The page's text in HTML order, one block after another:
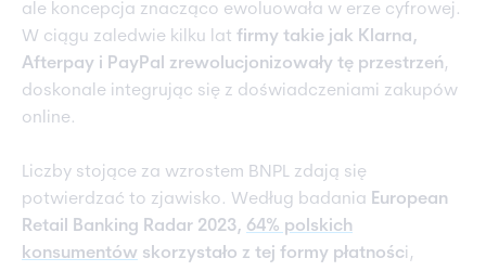
ale koncepcja znacząco ewoluowała w erze cyfrowej.
W ciągu zaledwie kilku lat firmy takie jak Klarna,
Afterpay i PayPal zrewolucjonizowały tę przestrzeń,
doskonale integrując się z doświadczeniami zakupów
online.
Liczby stojące za wzrostem BNPL zdają się
potwierdzać to zjawisko. Według badania European
Retail Banking Radar 2023, 64% polskich
konsumentów skorzystało z tej formy płatności,